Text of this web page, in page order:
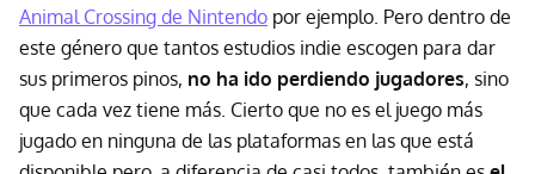
Animal Crossing de Nintendo por ejemplo. Pero dentro de
este género que tantos estudios indie escogen para dar
sus primeros pinos, no ha ido perdiendo jugadores, sino
que cada vez tiene más. Cierto que no es el juego más
jugado en ninguna de las plataformas en las que está